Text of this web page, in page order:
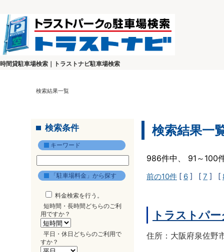
時間貸駐車場検索｜トラストナビ駐車場検索
検索結果一覧
検索条件
キーワード
「駐車場料金」から探す
料金検索を行う。
短時間・長時間どちらのご利
用ですか？
平日・休日どちらのご利用で
すか？
検索結果一
986件中、 91～100
前の10件 [ 6 ] [ 7 ] [
トラストパ
住所：大阪府泉佐野